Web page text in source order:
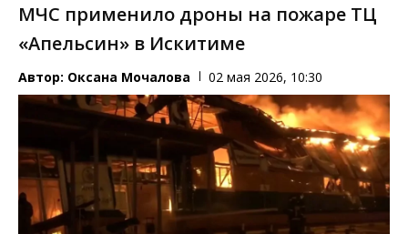
МЧС применило дроны на пожаре ТЦ
«Апельсин» в Искитиме
Автор: Оксана Мочалова 02 мая 2026, 10:30